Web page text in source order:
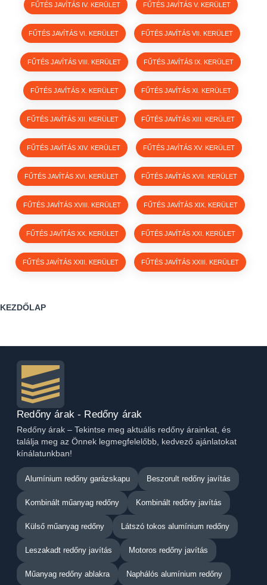
FŰTÉS JAVÍTÁS IV. KERÜLET FŰTÉS JAVÍTÁS V. KERÜLET
FŰTÉS JAVÍTÁS VI. KERÜLET FŰTÉS JAVÍTÁS VII. KERÜLET
FŰTÉS JAVÍTÁS VIII. KERÜLET FŰTÉS JAVÍTÁS IX. KERÜLET
FŰTÉS JAVÍTÁS X. KERÜLET FŰTÉS JAVÍTÁS XI. KERÜLET
FŰTÉS JAVÍTÁS XII. KERÜLET FŰTÉS JAVÍTÁS XIII. KERÜLET
FŰTÉS JAVÍTÁS XIV. KERÜLET FŰTÉS JAVÍTÁS XV. KERÜLET
FŰTÉS JAVÍTÁS XVI. KERÜLET FŰTÉS JAVÍTÁS XVII. KERÜLET
FŰTÉS JAVÍTÁS XVIII. KERÜLET FŰTÉS JAVÍTÁS XIX. KERÜLET
FŰTÉS JAVÍTÁS XX. KERÜLET FŰTÉS JAVÍTÁS XXI. KERÜLET
FŰTÉS JAVÍTÁS XXII. KERÜLET FŰTÉS JAVÍTÁS XXIII. KERÜLET
KEZDŐLAP
Redőny árak - Redőny árak
Redőny árak – Tekintse meg aktuális redőny árainkat, és
találja meg az Önnek legmegfelelőbb, kedvező ajánlatokat
kínálatunkban!
Alumínium redőny garázskapu Beszorult redőny javítás
Kombinált műanyag redőny Kombinált redőny javítás
Külső műanyag redőny Látszó tokos alumínium redőny
Leszakadt redőny javítás Motoros redőny javítás
Műanyag redőny ablakra Naphálós alumínium redőny